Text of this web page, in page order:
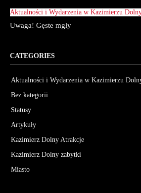
Aktualności i Wydarzenia w Kazimierzu
Uwaga! Gęste mgły
CATEGORIES
Aktualności i Wydarzenia w Kazimierzu
Bez kategorii
Statusy
Artykuły
Kazimierz Dolny Atrakcje
Kazimierz Dolny zabytki
Miasto